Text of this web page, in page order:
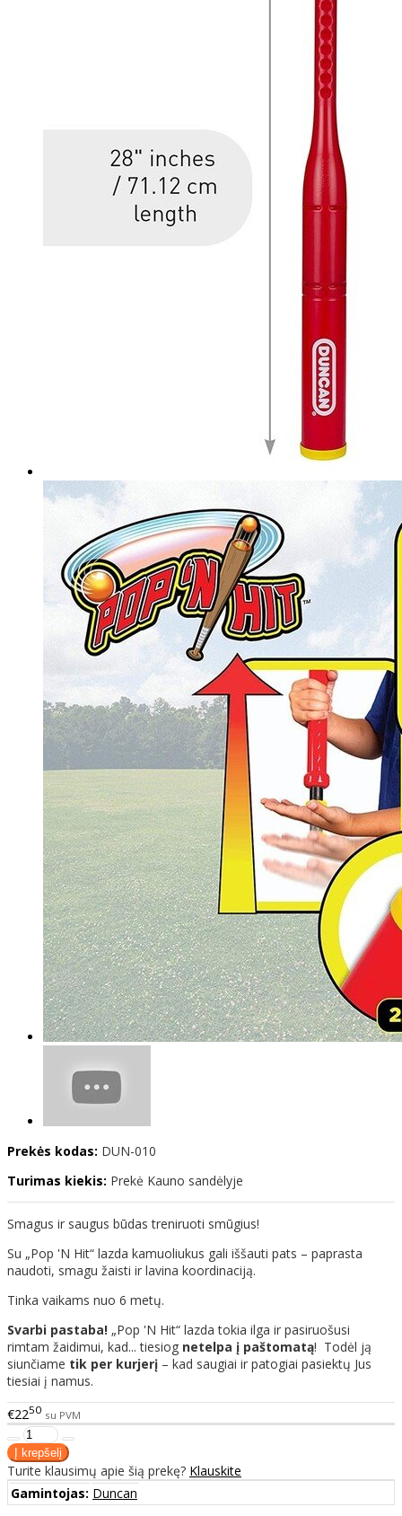
Prekės kodas: DUN-010
Turimas kiekis: Prekė Kauno sandėlyje
Smagus ir saugus būdas treniruoti smūgius!
Su „Pop 'N Hit“ lazda kamuoliukus gali iššauti pats – paprasta
naudoti, smagu žaisti ir lavina koordinaciją.
Tinka vaikams nuo 6 metų.
Svarbi pastaba! „Pop 'N Hit“ lazda tokia ilga ir pasiruošusi
rimtam žaidimui, kad... tiesiog netelpa į paštomatą! Todėl ją
siunčiame tik per kurjerį – kad saugiai ir patogiai pasiektų Jus
tiesiai į namus.
€2250 su PVM
Turite klausimų apie šią prekę? Klauskite
Gamintojas: Duncan